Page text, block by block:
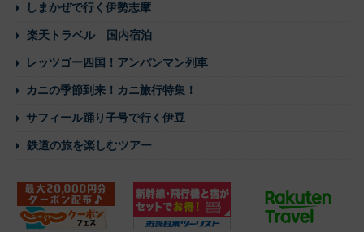
しまかぜで行く伊勢志摩
楽天トラベル 国内宿泊
レッツゴー四国！アンパンマン列車
カニの季節到来！カニ旅行特集！
サフィール踊り子号で行く伊豆
鉄道の旅を楽しむツアー